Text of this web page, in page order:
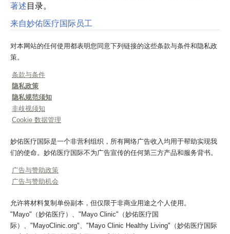
著述 目录。
来自妙佑医疗国际员工
对本网站的任何使用都表明您同意下列链接的这些条款与条件和隐私政
策。
条款与条件
隐私政策
隐私规范须知
非歧视须知
Cookie 数据管理
妙佑医疗国际是一个非营利组织，所有网络广告收入均用于帮助实现我
们的使命。妙佑医疗国际不为广告宣传的任何第三方产品和服务背书。
广告与赞助政策
广告与赞助机会
允许将材料复制单份副本，但仅限于非商业用途之个人使用。
"Mayo"（妙佑医疗）、"Mayo Clinic"（妙佑医疗国
际）、"MayoClinic.org"、"Mayo Clinic Healthy Living"（妙佑医疗国际